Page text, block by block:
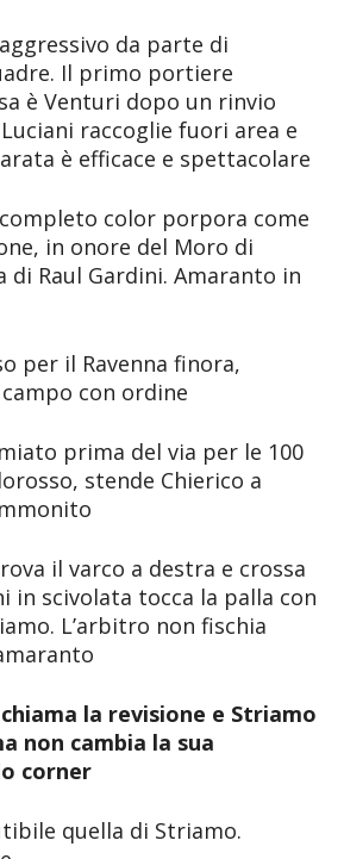
da parte di
Il primo portiere
è Venturi dopo un rinvio
raccoglie fuori area e
è efficace e spettacolare
completo color porpora come
in onore del Moro di
di Raul Gardini. Amaranto in
per il Ravenna finora,
con ordine
prima del via per le 100
stende Chierico a
il varco a destra e crossa
in scivolata tocca la palla con
L’arbitro non fischia
chiama la revisione e Striamo
non cambia la sua
corner
quella di Striamo.